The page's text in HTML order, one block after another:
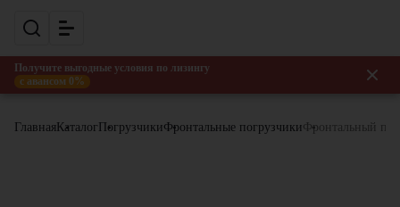
Получите выгодные условия по лизингу
с авансом 0%
Главная Каталог ПогрузчикиФронтальные погрузчикиФронтальный